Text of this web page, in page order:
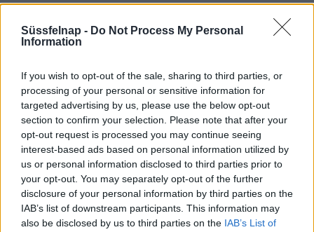
Süssfelnap - Do Not Process My Personal
Information
If you wish to opt-out of the sale, sharing to third parties, or
processing of your personal or sensitive information for
targeted advertising by us, please use the below opt-out
section to confirm your selection. Please note that after your
opt-out request is processed you may continue seeing
interest-based ads based on personal information utilized by
us or personal information disclosed to third parties prior to
your opt-out. You may separately opt-out of the further
disclosure of your personal information by third parties on the
IAB’s list of downstream participants. This information may
also be disclosed by us to third parties on the IAB’s List of
Felhőkép
Pécs településére vonatkozó időjárás előrejelzések fontos része,
hogy tiszta égbolt várható-e, vagy inkább felhős, esetleg
csapadékos időjárásra kell számítanunk. Ha felhős is lesz majd az
időkép amit a radaron, térképen látunk, vajon komoly
viharfelhőkről, vagy csak békés fátyolfelhőkről van szó? Nem
minden felhőből hullik ugyanis csapadék. Az ezzel kapcsolatos
előrejelzések ugyanúgy alakulnak mint a hőmérséklettel
kapcsolatos előrejelzések. Rövid távra, a mai napra, vagy holnapra
egész pontos felhő és csapadék jelentés adható, de már 7 napon
túl, a 10, 15, vagy 30 napos előrejelzéseknél már a hőmérséklet